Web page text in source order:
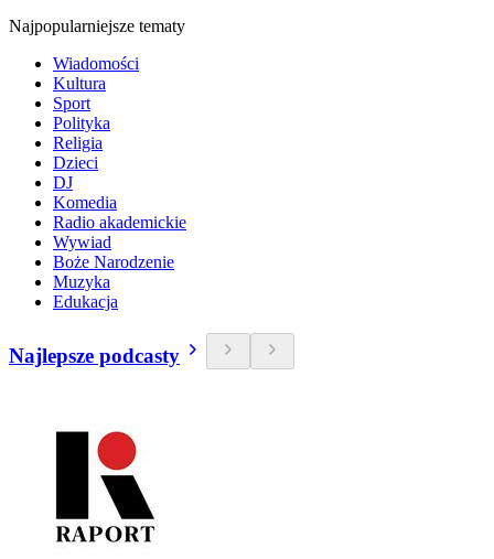
Najpopularniejsze tematy
Wiadomości
Kultura
Sport
Polityka
Religia
Dzieci
DJ
Komedia
Radio akademickie
Wywiad
Boże Narodzenie
Muzyka
Edukacja
Najlepsze podcasty